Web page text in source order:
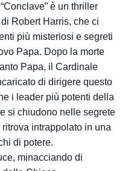
è un thriller
Robert Harris, che ci
più misteriosi e segreti
Papa. Dopo la morte
Papa, il Cardinale
di dirigere questo
i leader più potenti della
si chiudono nelle segrete
intrappolato in una
di potere.
minacciando di